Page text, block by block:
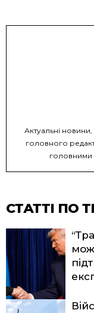
Актуальні новини,
головного
головними
СТАТТІ ПО